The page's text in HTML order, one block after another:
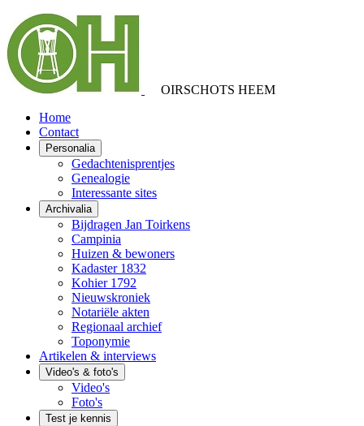
OIRSCHOTS HEEM
Home
Contact
Personalia
Gedachtenisprentjes
Genealogie
Interessante sites
Archivalia
Bijdragen Jan Toirkens
Campinia
Huizen & bewoners
Kadaster 1832
Kohier 1792
Nieuwskroniek
Notariële akten
Regionaal archief
Toponymie
Artikelen & interviews
Video's & foto's
Video's
Foto's
Test je kennis